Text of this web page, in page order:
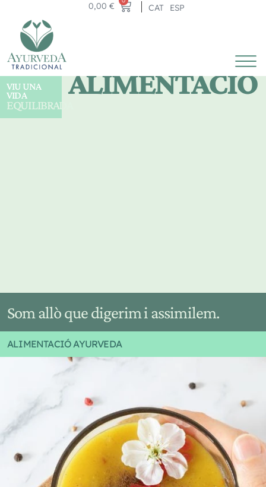
0,00 € CAT ESP
VIU UNA
VIDA
EQUILIBRADA
ALIMENTACIÓ
Som allò que digerim i assimilem.
ALIMENTACIÓ AYURVEDA